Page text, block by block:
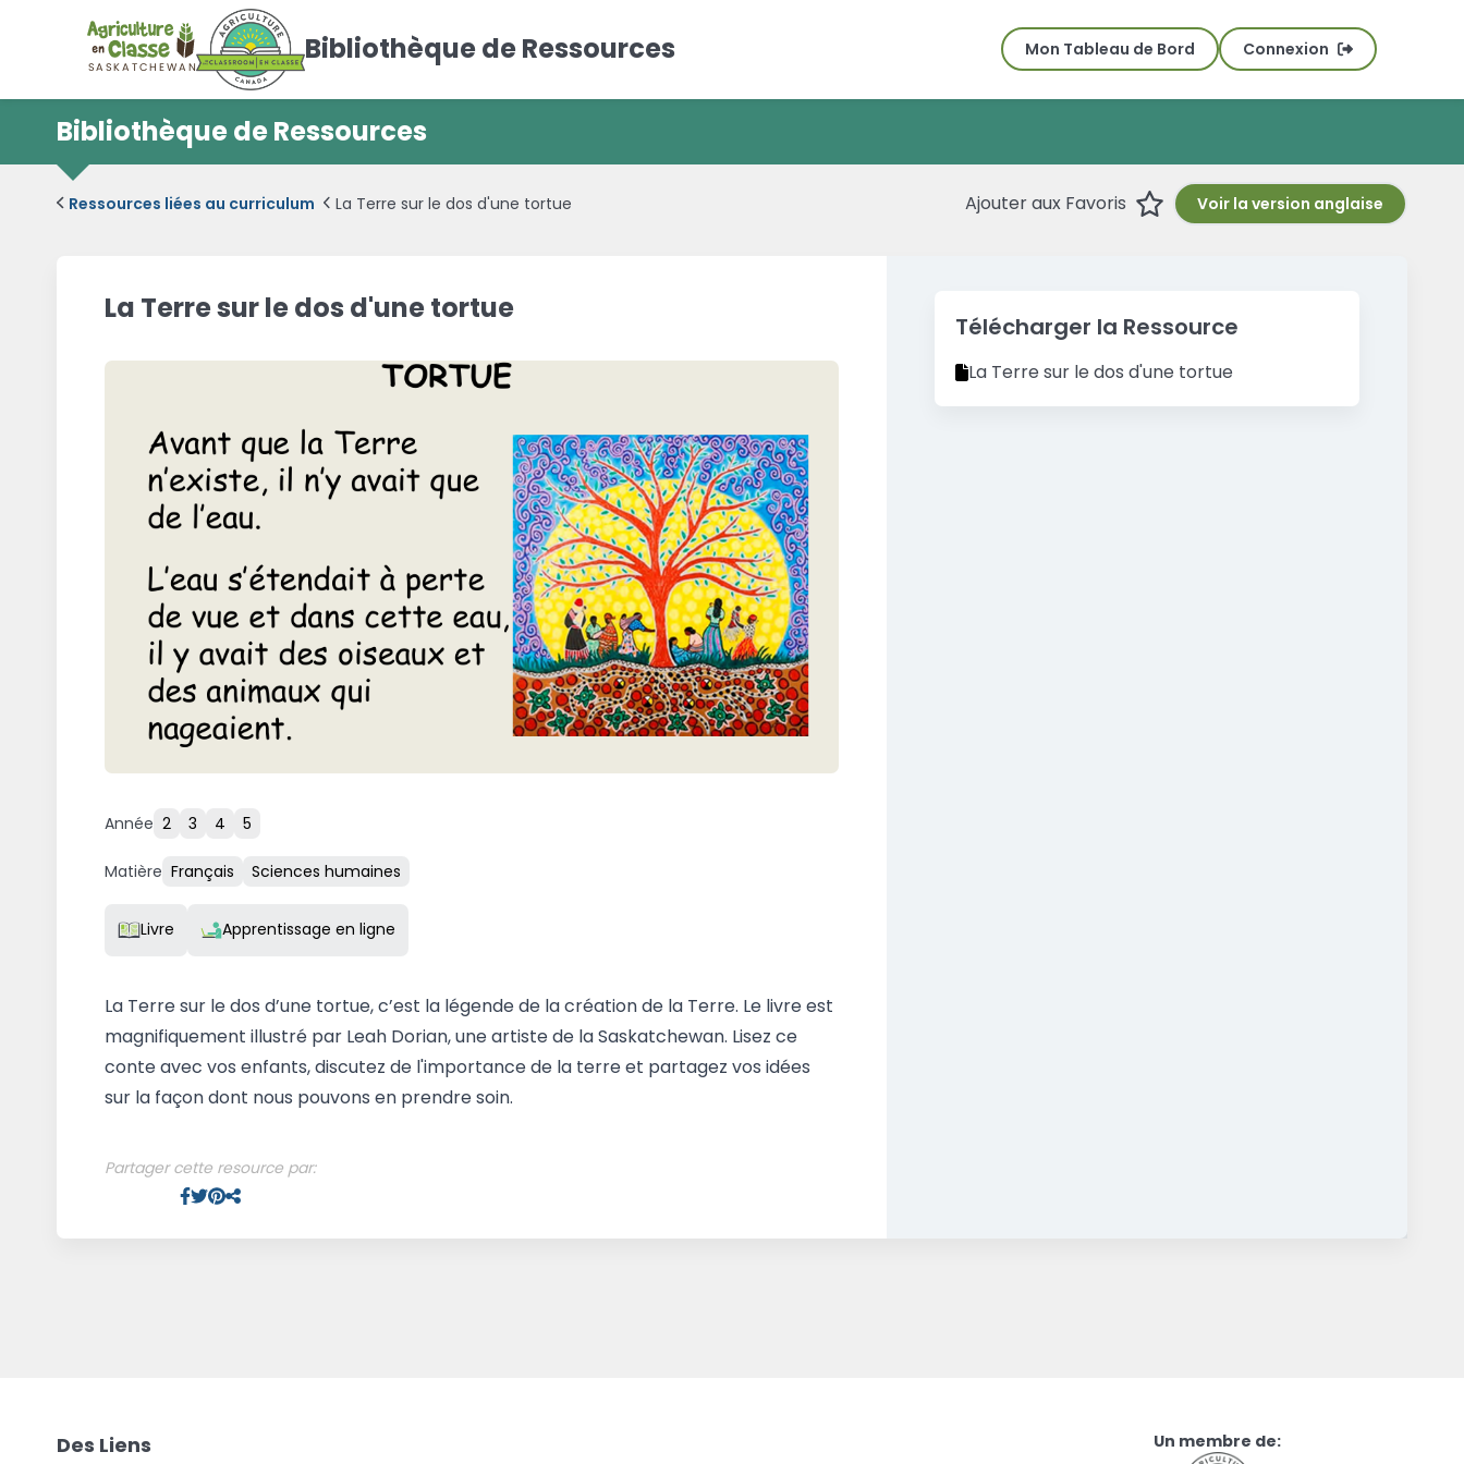
Bibliothèque de Ressources Mon Tableau de Bord Connexion
Bibliothèque de Ressources
Ressources liées au curriculum La Terre sur le dos d'une tortue Ajouter aux Favoris FavouriteVoir la version anglaise
La Terre sur le dos d'une tortue
Année 2 3 4 5
Matière Français Sciences humaines
Resource Type
Livre Apprentissage en ligne
La Terre sur le dos d’une tortue, c’est la légende de la création de la Terre. Le livre est
magnifiquement illustré par Leah Dorian, une artiste de la Saskatchewan. Lisez ce
conte avec vos enfants, discutez de l'importance de la terre et partagez vos idées
sur la façon dont nous pouvons en prendre soin.
Partager cette resource par:
Facebook
Twitter
Pinterest
Facebook
Télécharger la Ressource
La Terre sur le dos d'une tortue
Des Liens Un membre de: